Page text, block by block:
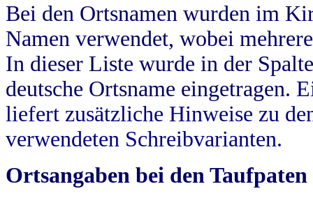
Bei den Ortsnamen wurden im
Namen verwendet, wobei
In dieser Liste wurde in der
deutsche Ortsname eingetragen.
liefert zusätzliche Hinweise zu
verwendeten Schreibvarianten.
Ortsangaben bei den Taufpaten